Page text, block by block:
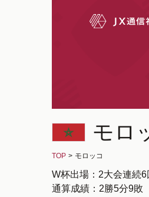
モロ
TOP > モロッコ
W杯出場：2大会連続6
通算成績：2勝5分9敗